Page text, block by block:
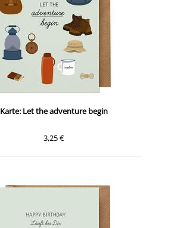
Karte: Let the adventure begin
3,25 €